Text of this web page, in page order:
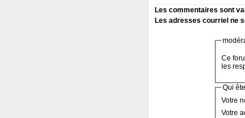
Les commentaires sont
Les adresses courriel ne
Ce
les
Qui
Votre
Votre